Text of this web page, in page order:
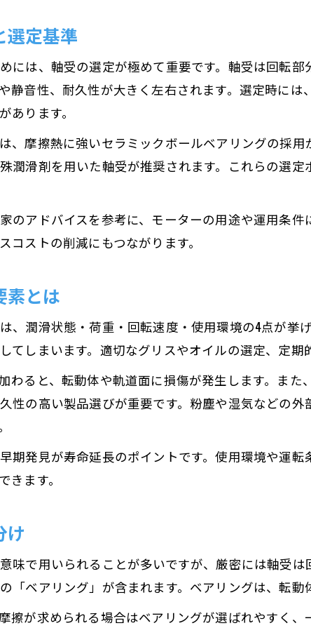
耐久性を高めるモーター軸受の潤滑管理
モーター軸受の潤滑管理で寿命を延ばす方法
グリス潤滑とオイル潤滑の基本を押さえる
モーター軸受グリス選定時の注意点まとめ
潤滑状態の管理が故障リスクを大きく低減
モーター軸受オイル使用時の効果的管理法
モーター軸受グリスとオイルの特徴比較
グリス潤滑が適するモーター運用ケース
モーター軸受グリスアップのポイント整理
潤滑法の違いが軸受性能に及ぼす影響
摩耗と故障を防ぐ軸受メンテナンスの極意
モーター軸受メンテナンスの基礎知識を学ぶ
摩耗を抑えるモーター軸受点検のコツ
グリス注油タイミングと適量の目安
メンテナンスで軸受寿命と性能を最大化
選定基準
には、軸受の選定が極めて重要です。軸受は回転
静音性、耐久性が大きく左右されます。選定時に
ります。
、摩擦熱に強いセラミックボールベアリングの採
潤滑剤を用いた軸受が推奨されます。これらの選
のアドバイスを参考に、モーターの用途や運用条
ストの削減にもつながります。
素とは
、潤滑状態・荷重・回転速度・使用環境の4点が挙
しまいます。適切なグリスやオイルの選定、定期
わると、転動体や軌道面に損傷が発生します。ま
性の高い製品選びが重要です。粉塵や湿気などの
期発見が寿命延長のポイントです。使用環境や運
ます。
け
味で用いられることが多いですが、厳密には軸受
ベアリング」が含まれます。ベアリングは、転動
擦が求められる場合はベアリングが選ばれやすく